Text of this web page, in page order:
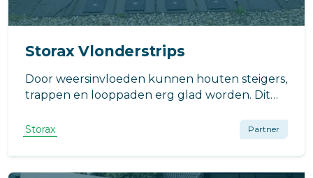
Storax Vlonderstrips
Door weersinvloeden kunnen houten steigers,
trappen en looppaden erg glad worden. Dit
antislip vlonderstrips.
Storax Partner